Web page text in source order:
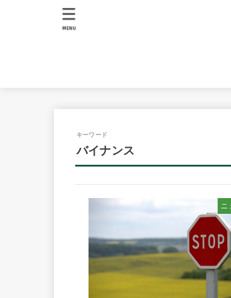
MENU
キーワード
バイナンス
ニ